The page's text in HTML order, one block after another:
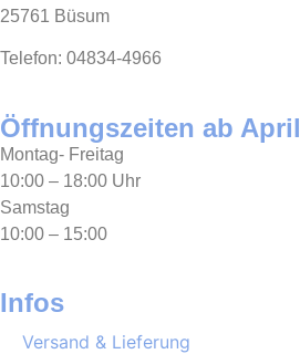
25761 Büsum
Telefon: 04834-4966
Öffnungszeiten ab April
Montag- Freitag
10:00 – 18:00 Uhr
Samstag
10:00 – 15:00
Infos
Versand & Lieferung